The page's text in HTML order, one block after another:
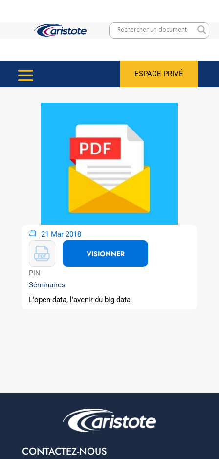
ESPACE PRIVÉ
21 Mar 2018
VISIONNER
PIN
Séminaires
L'open data, l'avenir du big data
CONTACTEZ-NOUS